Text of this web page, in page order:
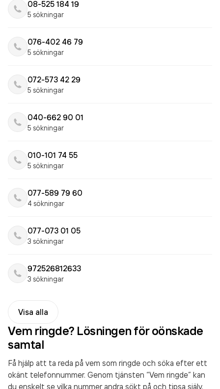
08-525 184 19
5 sökningar
076-402 46 79
5 sökningar
072-573 42 29
5 sökningar
040-662 90 01
5 sökningar
010-101 74 55
5 sökningar
077-589 79 60
4 sökningar
077-073 01 05
3 sökningar
972526812633
3 sökningar
Visa alla
Vem ringde? Lösningen för oönskade
samtal
Få hjälp att ta reda på vem som ringde och söka efter ett
okänt telefonnummer. Genom tjänsten “Vem ringde” kan
du enskelt se vilka nummer andra sökt på och tipsa själv.